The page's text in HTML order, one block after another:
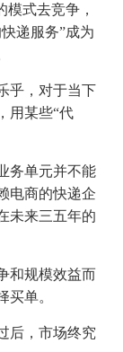
式去竞争，
递服务”成为
乎，对于当下
用某些“代
务单元并不能
电商的快递企
未来三五年的
和规模效益而
买单。
后，市场终究